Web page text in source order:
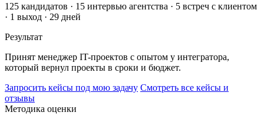
125 кандидатов · 15 интервью агентства · 5 встреч с клиентом
· 1 выход · 29 дней
Результат
Принят менеджер IT-проектов с опытом у интегратора,
который вернул проекты в сроки и бюджет.
Запросить кейсы под мою задачу Смотреть все кейсы и
отзывы
Методика оценки